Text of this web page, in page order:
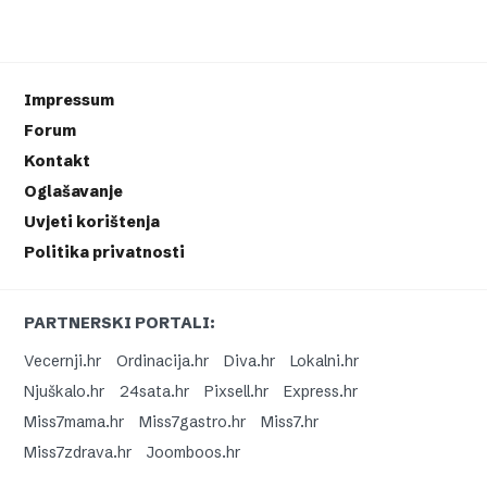
Impressum
Forum
Kontakt
Oglašavanje
Uvjeti korištenja
Politika privatnosti
PARTNERSKI PORTALI:
Vecernji.hr
Ordinacija.hr Diva.hr
Lokalni.hr
Njuškalo.hr
24sata.hr Pixsell.hr
Express.hr
Miss7mama.hr
Miss7gastro.hr
Miss7.hr
Miss7zdrava.hr
Joomboos.hr